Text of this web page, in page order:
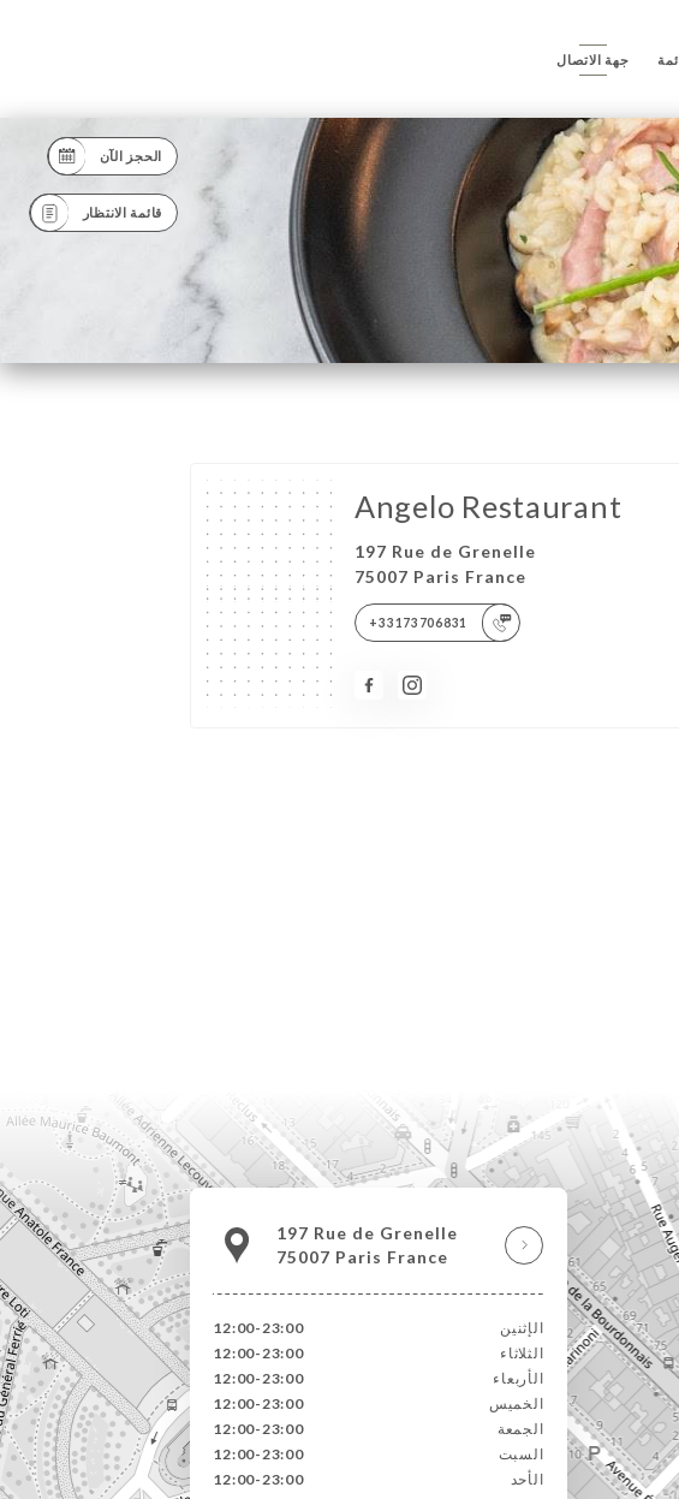
جهة الاتصال
الحجز الآن
قائمة الانتظار
Angelo Restaurant
197 Rue de Grenelle
75007 Paris France
+33173706831
197 Rue de Grenelle
75007 Paris France
الإثنين
12:00-23:00
الثلاثاء
12:00-23:00
الأربعاء
12:00-23:00
الخميس
12:00-23:00
الجمعة
12:00-23:00
السبت
12:00-23:00
الأحد
12:00-23:00